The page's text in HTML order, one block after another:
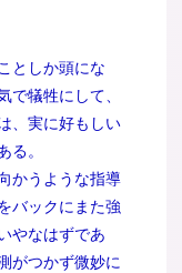
としか頭にな
で犠牲にして、
、実に好もしい
る。
かうような指導
バックにまた強
やなはずであ
がつかず微妙に